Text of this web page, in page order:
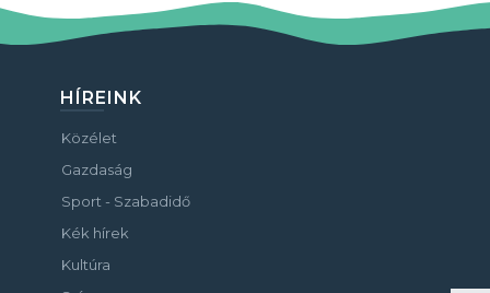
HÍREINK
Közélet
Gazdaság
Sport - Szabadidő
Kék hírek
Kultúra